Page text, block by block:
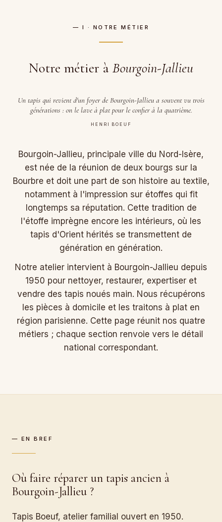
— I · NOTRE MÉTIER
Notre métier à Bourgoin-Jallieu
Un tapis qui revient d'un foyer de Bourgoin-Jallieu a souvent vu trois
générations : on le lave à plat pour le confier à la quatrième.
HENRI BOEUF
Bourgoin-Jallieu, principale ville du Nord-Isère,
est née de la réunion de deux bourgs sur la
Bourbre et doit une part de son histoire au textile,
notamment à l'impression sur étoffes qui fit
longtemps sa réputation. Cette tradition de
l'étoffe imprègne encore les intérieurs, où les
tapis d'Orient hérités se transmettent de
génération en génération.
Notre atelier intervient à Bourgoin-Jallieu depuis
1950 pour nettoyer, restaurer, expertiser et
vendre des tapis noués main. Nous récupérons
les pièces à domicile et les traitons à plat en
région parisienne. Cette page réunit nos quatre
métiers ; chaque section renvoie vers le détail
national correspondant.
— EN BREF
Où faire réparer un tapis ancien à
Bourgoin-Jallieu ?
Tapis Boeuf, atelier familial ouvert en 1950.